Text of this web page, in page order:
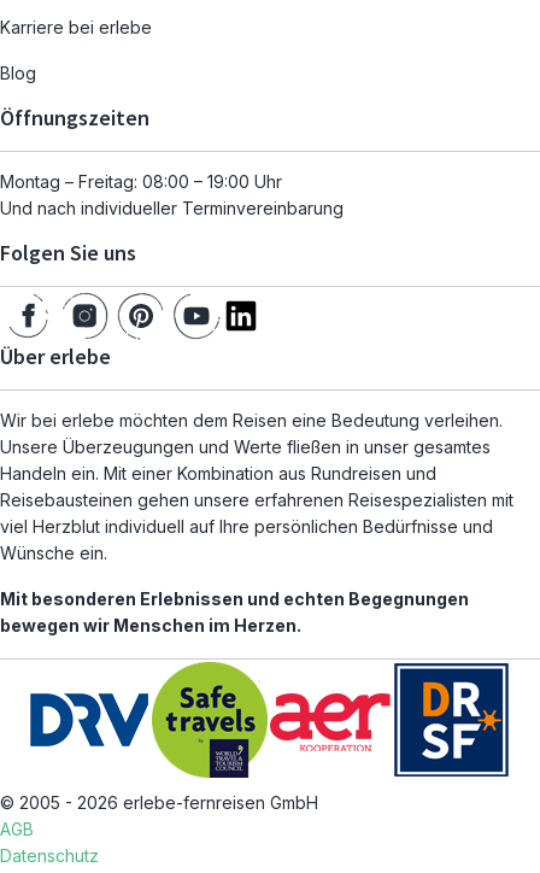
Karriere bei erlebe
Blog
Öffnungszeiten
Montag – Freitag: 08:00 – 19:00 Uhr
Und nach individueller Terminvereinbarung
Folgen Sie uns
Über erlebe
Wir bei erlebe möchten dem Reisen eine Bedeutung verleihen.
Unsere Überzeugungen und Werte fließen in unser gesamtes
Handeln ein. Mit einer Kombination aus Rundreisen und
Reisebausteinen gehen unsere erfahrenen Reisespezialisten mit
viel Herzblut individuell auf Ihre persönlichen Bedürfnisse und
Wünsche ein.
Mit besonderen Erlebnissen und echten Begegnungen
bewegen wir Menschen im Herzen.
© 2005 - 2026 erlebe-fernreisen GmbH
AGB
Datenschutz